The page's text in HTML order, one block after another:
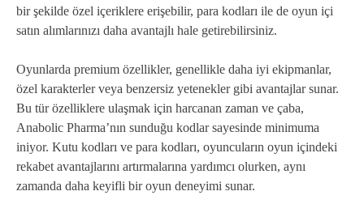
bir şekilde özel içeriklere erişebilir, para kodları ile de oyun içi
satın alımlarınızı daha avantajlı hale getirebilirsiniz.
Oyunlarda premium özellikler, genellikle daha iyi ekipmanlar,
özel karakterler veya benzersiz yetenekler gibi avantajlar sunar.
Bu tür özelliklere ulaşmak için harcanan zaman ve çaba,
Anabolic Pharma’nın sunduğu kodlar sayesinde minimuma
iniyor. Kutu kodları ve para kodları, oyuncuların oyun içindeki
rekabet avantajlarını artırmalarına yardımcı olurken, aynı
zamanda daha keyifli bir oyun deneyimi sunar.